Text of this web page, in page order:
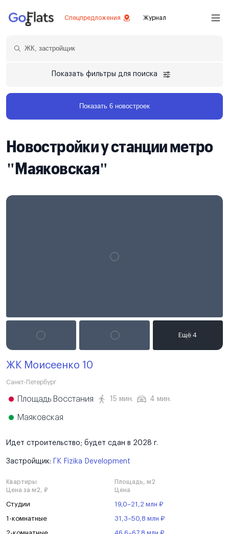
Спецпредложения Журнал
Показать фильтры для поиска
Показать 6 новостроек
Новостройки у станции метро
"Маяковская"
ЖК Моисеенко 10
Санкт-Петербург
Площадь Восстания 15 мин. 4 мин.
Маяковская
Идет строительство; будет сдан в 2028 г.
Застройщик: ГК Fizika Development
Квартиры
Площадь, м2
Цена за м2, ₽
Цена
Студии 19,0–21,2 млн ₽
1-комнатные 31,3–50,8 млн ₽
2-комнатные 46,6–67,8 млн ₽